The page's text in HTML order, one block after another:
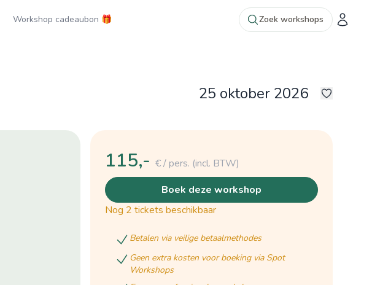
Workshop cadeaubon 🎁 Zoek workshops
25 oktober 2026
115,- € / pers. (incl. BTW)
boek deze workshop
nog 2 tickets beschikbaar
betalen via veilige betaalmethodes
geen extra kosten voor boeking via Spot
Workshops